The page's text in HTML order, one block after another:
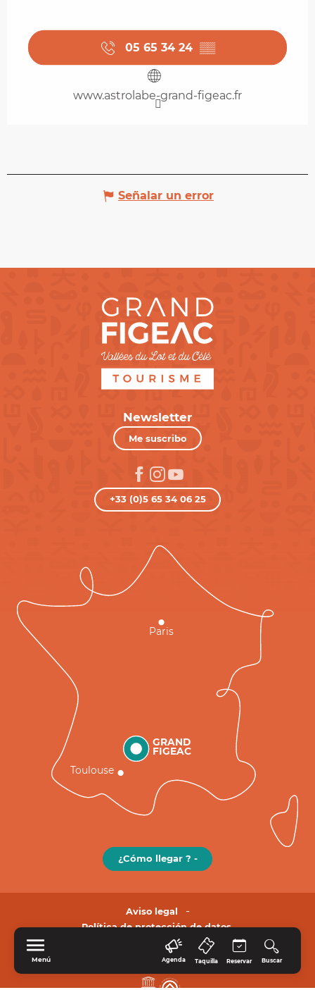
Menú Agenda Taquilla Reservar Buscar
05 65 34 24 ▒▒
www.astrolabe-grand-figeac.fr
Señalar un error
Newsletter
Me suscribo
+33 (0)5 65 34 06 25
GRAND
FIGEAC
Toulouse
Paris
¿Cómo llegar ? -
Aviso legal
Política de protección de datos.